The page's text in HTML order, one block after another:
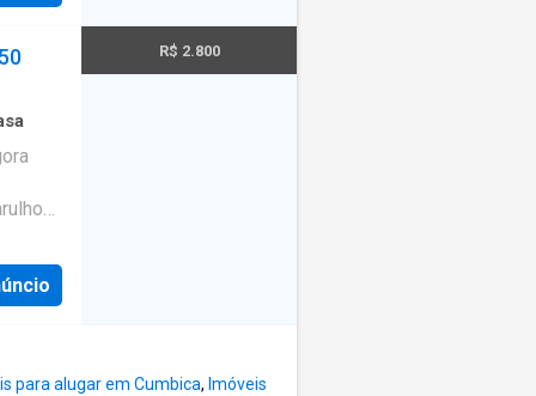
R$ 2.800
para alugar em Cumbica, Imóveis